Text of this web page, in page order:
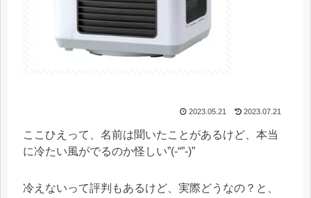
2023.05.21 2023.07.21
ここひえって、名前は聞いたことがあるけど、 本当
に冷たい風がでるのか怪しい”(-“”-)”
冷えないって評判もあるけど、実際どうなの？と、